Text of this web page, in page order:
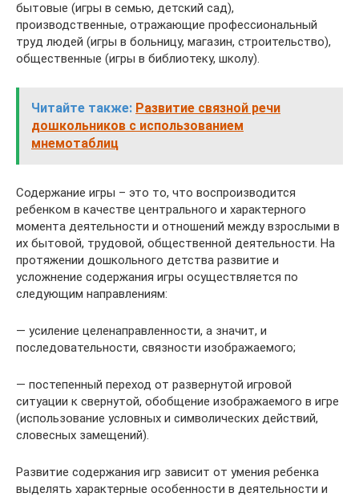
бытовые (игры в семью, детский сад),
производственные, отражающие профессиональный
труд людей (игры в больницу, магазин, строительство),
общественные (игры в библиотеку, школу).
Читайте также: Развитие связной речи
дошкольников с использованием
мнемотаблиц
Содержание игры – это то, что воспроизводится
ребенком в качестве центрального и характерного
момента деятельности и отношений между взрослыми в
их бытовой, трудовой, общественной деятельности. На
протяжении дошкольного детства развитие и
усложнение содержания игры осуществляется по
следующим направлениям:
— усиление целенаправленности, а значит, и
последовательности, связности изображаемого;
— постепенный переход от развернутой игровой
ситуации к свернутой, обобщение изображаемого в игре
(использование условных и символических действий,
словесных замещений).
Развитие содержания игр зависит от умения ребенка
выделять характерные особенности в деятельности и